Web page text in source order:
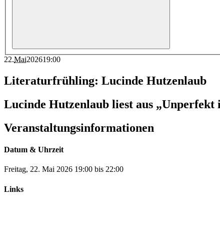
22.Mai202619:00
Literaturfrühling: Lucinde Hutzenlaub
Lucinde Hutzenlaub liest aus „Unperfekt
Veranstaltungsinformationen
Datum & Uhrzeit
Freitag, 22. Mai 2026 19:00 bis 22:00
Links